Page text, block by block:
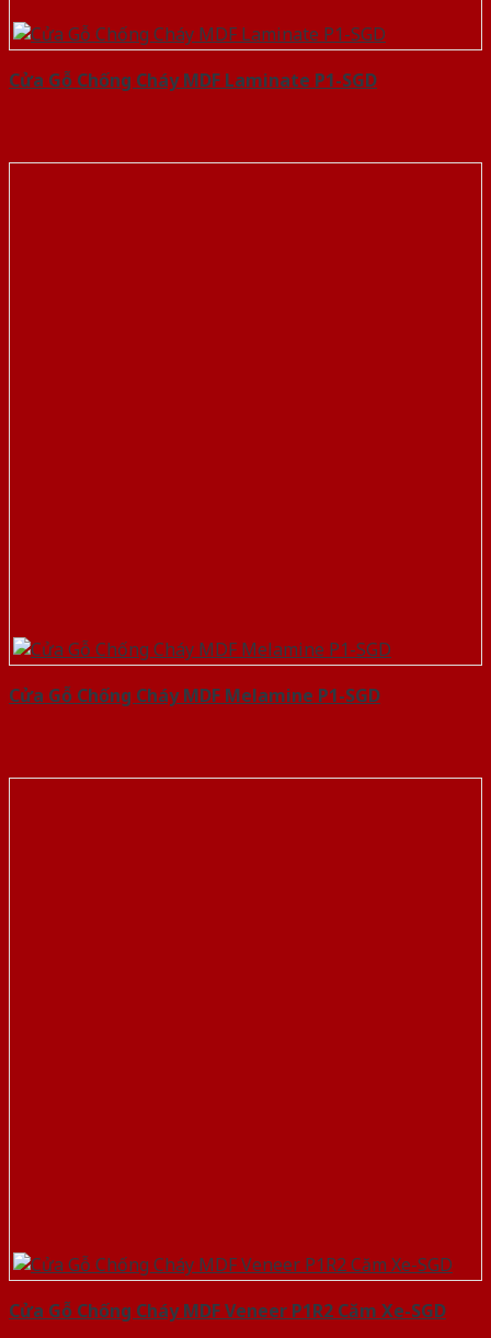
Cửa Gỗ Chống Cháy MDF Laminate P1-SGD
Cửa Gỗ Chống Cháy MDF Melamine P1-SGD
Cửa Gỗ Chống Cháy MDF Veneer P1R2 Căm Xe-SGD